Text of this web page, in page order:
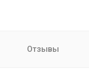
Отзывы